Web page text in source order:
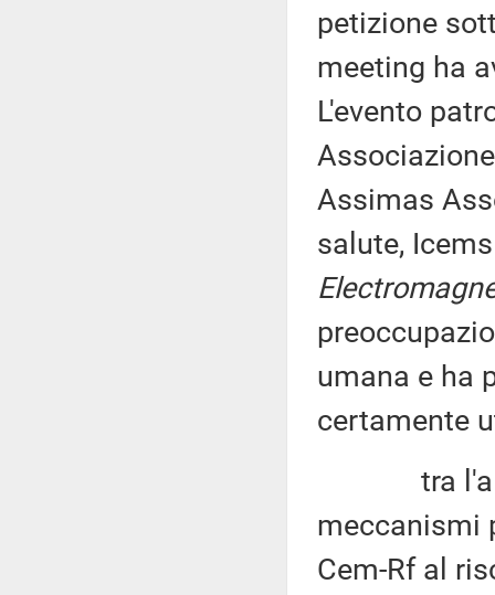
petizione
meeting ha
L'evento
Assimas
salute,
umana e ha
certamente
tra l'altro,
meccanismi
Cem-Rf al